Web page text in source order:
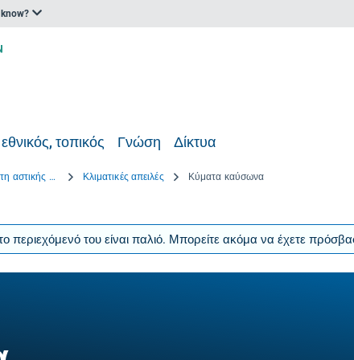
τοπικός Γνώση Δίκτυα
Πρόγραμμα προβολής χάρτη αστικής προσαρμογής Κλιματικές απειλές Κύματα καύσωνα
το περιεχόμενό του είναι παλιό. Μπορείτε ακόμα να έχετε